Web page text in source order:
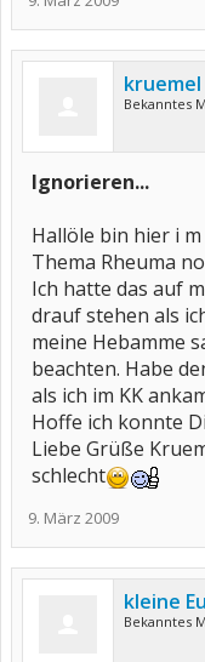
kruemel
Bekanntes
Ignorieren...
Hallöle bin hier i
Thema Rheuma
Ich hatte das auf
drauf stehen als
meine Hebamme
beachten. Habe
als ich im KK
Hoffe ich konnte
Liebe Grüße
schlecht
9. März 2009
kleine
Bekanntes